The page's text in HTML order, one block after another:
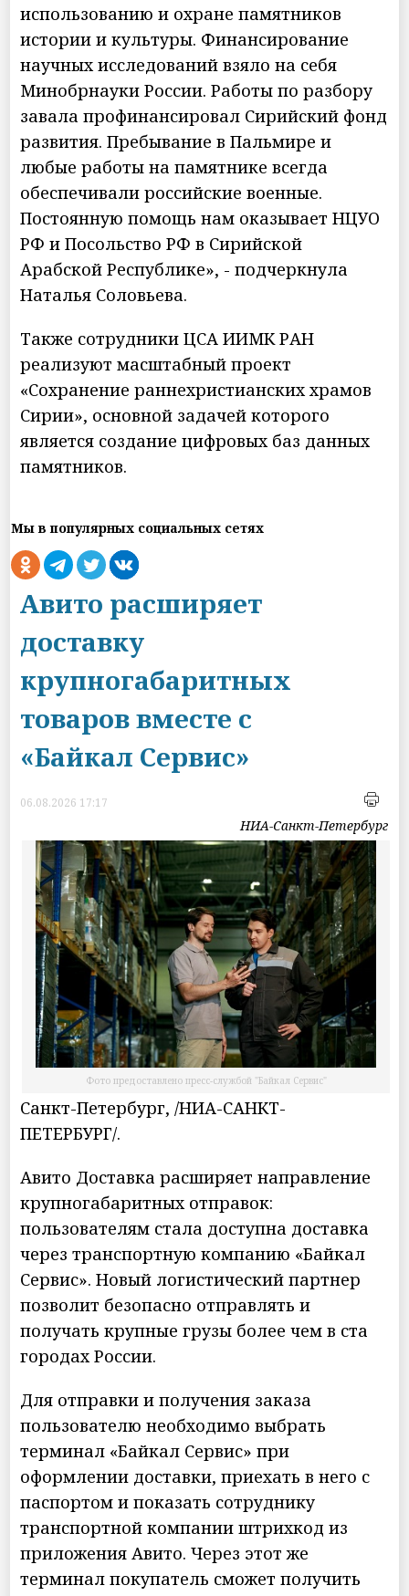
использованию и охране памятников
истории и культуры. Финансирование
научных исследований взяло на себя
Минобрнауки России. Работы по разбору
завала профинансировал Сирийский фонд
развития. Пребывание в Пальмире и
любые работы на памятнике всегда
обеспечивали российские военные.
Постоянную помощь нам оказывает НЦУО
РФ и Посольство РФ в Сирийской
Арабской Республике», - подчеркнула
Наталья Соловьева.
Также сотрудники ЦСА ИИМК РАН
реализуют масштабный проект
«Сохранение раннехристианских храмов
Сирии», основной задачей которого
является создание цифровых баз данных
памятников.
Мы в популярных социальных сетях
Авито расширяет
доставку
крупногабаритных
товаров вместе с
«Байкал Сервис»
06.08.2026 17:17
НИА-Санкт-Петербург
Фото предоставлено пресс-службой "Байкал Сервис"
Санкт-Петербург, /НИА-САНКТ-
ПЕТЕРБУРГ/.
Авито Доставка расширяет направление
крупногабаритных отправок:
пользователям стала доступна доставка
через транспортную компанию «Байкал
Сервис». Новый логистический партнер
позволит безопасно отправлять и
получать крупные грузы более чем в ста
городах России.
Для отправки и получения заказа
пользователю необходимо выбрать
терминал «Байкал Сервис» при
оформлении доставки, приехать в него с
паспортом и показать сотруднику
транспортной компании штрихкод из
приложения Авито. Через этот же
терминал покупатель сможет получить